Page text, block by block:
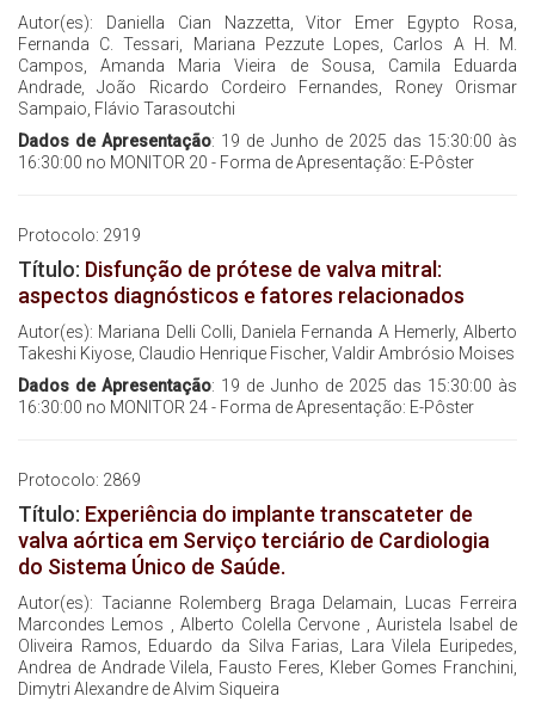
Autor(es): Daniella Cian Nazzetta, Vitor Emer Egypto Rosa,
Fernanda C. Tessari, Mariana Pezzute Lopes, Carlos A H. M.
Campos, Amanda Maria Vieira de Sousa, Camila Eduarda
Andrade, João Ricardo Cordeiro Fernandes, Roney Orismar
Sampaio, Flávio Tarasoutchi
Dados de Apresentação: 19 de Junho de 2025 das 15:30:00 às
16:30:00 no MONITOR 20 - Forma de Apresentação: E-Pôster
Protocolo: 2919
Título: Disfunção de prótese de valva mitral:
aspectos diagnósticos e fatores relacionados
Autor(es): Mariana Delli Colli, Daniela Fernanda A Hemerly, Alberto
Takeshi Kiyose, Claudio Henrique Fischer, Valdir Ambrósio Moises
Dados de Apresentação: 19 de Junho de 2025 das 15:30:00 às
16:30:00 no MONITOR 24 - Forma de Apresentação: E-Pôster
Protocolo: 2869
Título: Experiência do implante transcateter de
valva aórtica em Serviço terciário de Cardiologia
do Sistema Único de Saúde.
Autor(es): Tacianne Rolemberg Braga Delamain, Lucas Ferreira
Marcondes Lemos , Alberto Colella Cervone , Auristela Isabel de
Oliveira Ramos, Eduardo da Silva Farias, Lara Vilela Euripedes,
Andrea de Andrade Vilela, Fausto Feres, Kleber Gomes Franchini,
Dimytri Alexandre de Alvim Siqueira